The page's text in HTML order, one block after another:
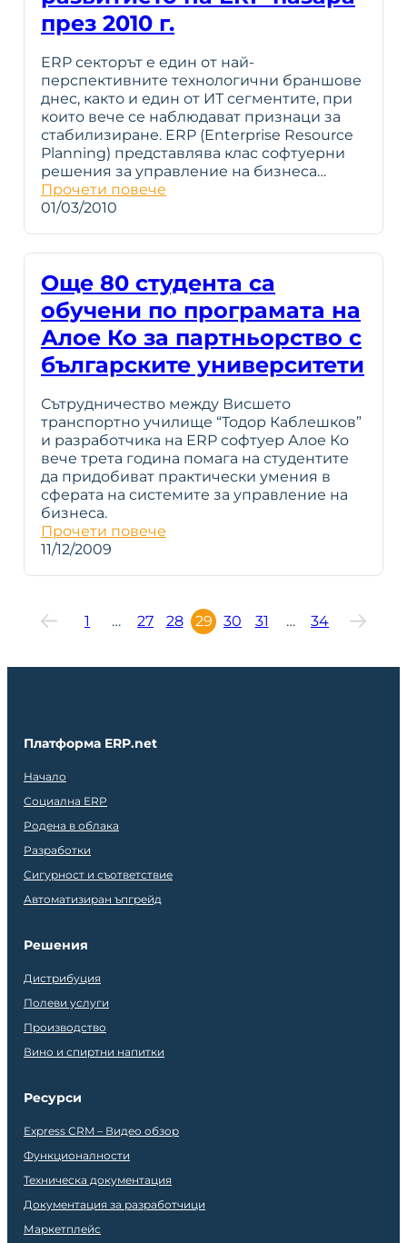
през 2010 г.
ERP секторът е един от най-
перспективните технологични браншове
днес, както и един от ИТ сегментите, при
които вече се наблюдават признаци за
стабилизиране. ERP (Enterprise Resource
Planning) представлява клас софтуерни
решения за управление на бизнеса…
Прочети повече
01/03/2010
Още 80 студента са
обучени по програмата на
Алое Ко за партньорство с
българските университети
Сътрудничество между Висшето
транспортно училище “Тодор Каблешков”
и разработчика на ERP софтуер Алое Ко
вече трета година помага на студентите
да придобиват практически умения в
сферата на системите за управление на
бизнеса.
Прочети повече
11/12/2009
1 … 27 28 29 30 31 … 34
Платформа ERP.net
Начало
Социална ERP
Родена в облака
Разработки
Сигурност и съответствие
Автоматизиран ъпгрейд
Решения
Дистрибуция
Полеви услуги
Производство
Вино и спиртни напитки
Ресурси
Express CRM – Видео обзор
Функционалности
Техническа документация
Документация за разработчици
Маркетплейс